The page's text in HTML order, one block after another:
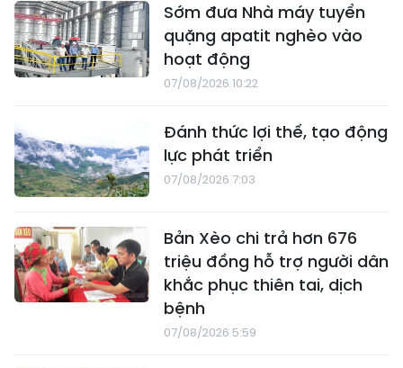
Sớm đưa Nhà máy tuyển
quặng apatit nghèo vào
hoạt động
07/08/2026 10:22
Đánh thức lợi thế, tạo động
lực phát triển
07/08/2026 7:03
Bản Xèo chi trả hơn 676
triệu đồng hỗ trợ người dân
khắc phục thiên tai, dịch
bệnh
07/08/2026 5:59